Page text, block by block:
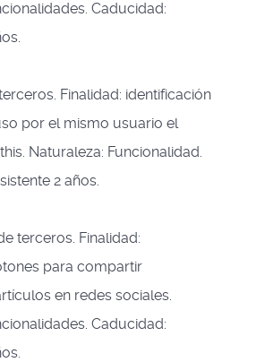
Caducidad:
Finalidad: identificación
por el mismo usuario el
Naturaleza: Funcionalidad.
2 años.
terceros. Finalidad:
para compartir
en redes sociales.
Caducidad: